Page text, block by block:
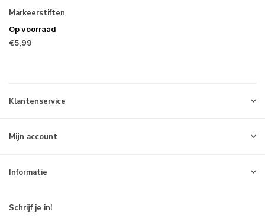
Markeerstiften
Op voorraad
€5,99
Klantenservice
Mijn account
Informatie
Schrijf je in!